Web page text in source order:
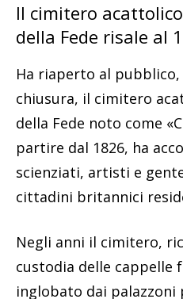
Il cimitero
della Fede risale al
Ha riaperto al
chiusura, il cimitero
della Fede noto come
partire dal 1826, ha
scienziati, artisti e
cittadini britannici
Negli anni il cimitero,
custodia delle cappelle
inglobato dai